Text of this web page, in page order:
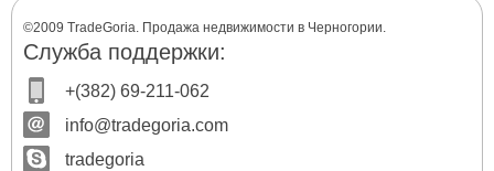
©2009 TradeGoria. Продажа недвижимости в Черногории.
Служба поддержки:
+(382) 69-211-062
info@tradegoria.com
tradegoria